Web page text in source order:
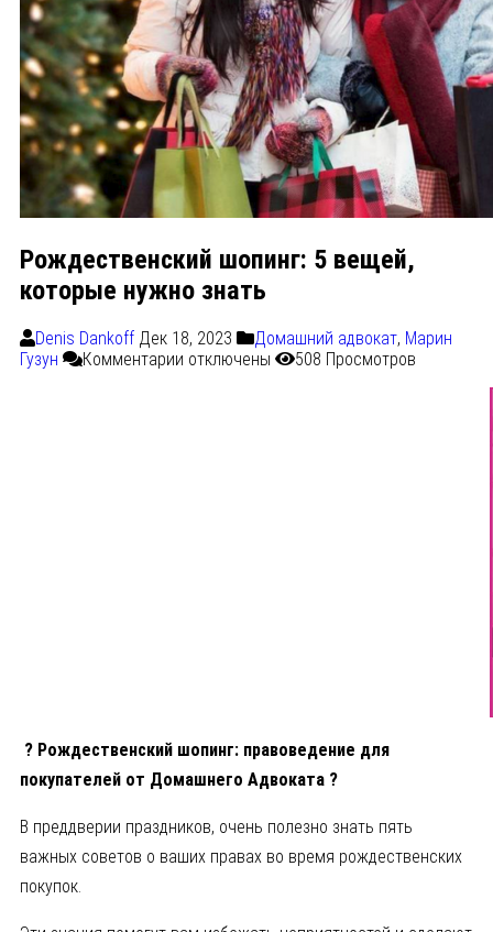
Рождественский шопинг: 5 вещей,
которые нужно знать
Denis Dankoff Дек 18, 2023 Домашний адвокат, Марин
Гузун
Комментарии отключены 508 Просмотров
? Рождественский шопинг: правоведение для
покупателей от Домашнего Адвоката ?
В преддверии праздников, очень полезно знать пять
важных советов о ваших правах во время рождественских
покупок.